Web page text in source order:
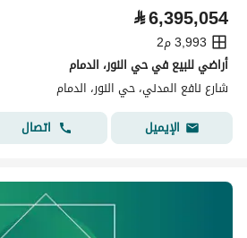
⃁6,395,054
3,993 م2
أراضي للبيع في حي النور، الدمام
شارع نافع المدني، حي النور، الدمام
الإيميل
اتصال